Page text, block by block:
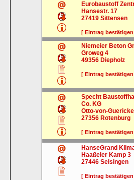
Eurobaustoff
Hansestr. 17
27419 Sittensen
[ Eintrag bestätigen
Niemeier Beton
Groweg 4
49356 Diepholz
[ Eintrag bestätigen
Specht
Co. KG
Otto-von-
27356 Rotenburg
[ Eintrag bestätigen
HanseGrand
Haaßeler Kamp 3
27446 Selsingen
[ Eintrag bestätigen